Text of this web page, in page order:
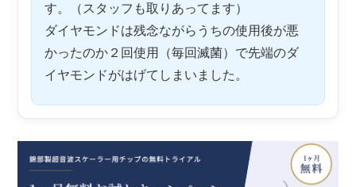
す。（スタッフも取りあってます）
ダイヤモンドは残念ながらうちの使用後が悪
かったのか２回使用（毎回滅菌）で先端のダ
イヤモンドがはげてしまいました。